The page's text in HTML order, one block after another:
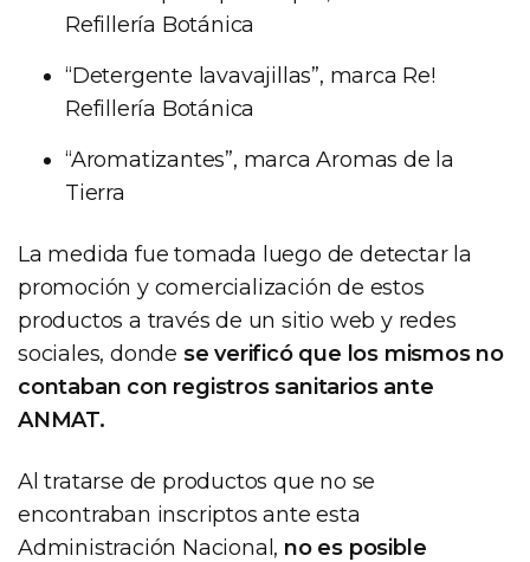
Refillería Botánica
“Detergente lavavajillas”, marca Re!
Refillería Botánica
“Aromatizantes”, marca Aromas de la
Tierra
La medida fue tomada luego de detectar la
promoción y comercialización de estos
productos a través de un sitio web y redes
sociales, donde se verificó que los mismos no
contaban con registros sanitarios ante
ANMAT.
Al tratarse de productos que no se
encontraban inscriptos ante esta
Administración Nacional, no es posible